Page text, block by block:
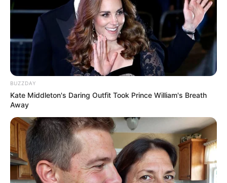
BUZZDAY
Kate Middleton's Daring Outfit Took Prince William's Breath
Away